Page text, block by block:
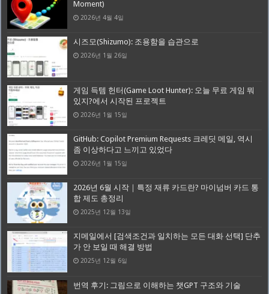
Moment)
2026년 4월 4일
시즈모(Shizumo): 조용함을 습관으로
2026년 1월 26일
게임 득템 헌터(Game Loot Hunter): 오늘 무료 게임 뭐
있지?에서 시작된 프로젝트
2026년 1월 15일
GitHub: Copilot Premium Requests 크레딧 메일, 역시
좀 이상하다고 느끼고 있었다
2026년 1월 15일
2026년 6월 시작｜특정 재류 카드란? 마이넘버 카드 통
합 제도 총정리
2025년 12월 13일
지메일에서 [검색조건과 일치하는 모든 대화 선택] 단추
가 안 보일 때 해결 방법
2025년 12월 6일
번역 후기: 그림으로 이해하는 챗GPT 구조와 기술